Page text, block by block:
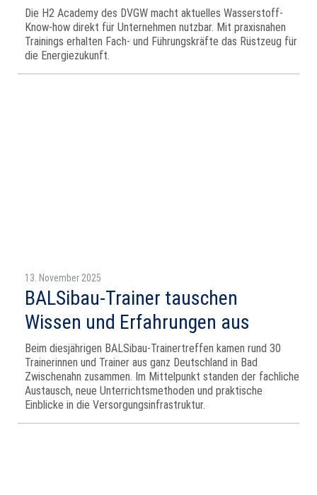
Die H2 Academy des DVGW macht aktuelles Wasserstoff-
Know-how direkt für Unternehmen nutzbar. Mit praxisnahen
Trainings erhalten Fach- und Führungskräfte das Rüstzeug für
die Energiezukunft.
13. November 2025
BALSibau-Trainer tauschen
Wissen und Erfahrungen aus
Beim diesjährigen BALSibau-Trainertreffen kamen rund 30
Trainerinnen und Trainer aus ganz Deutschland in Bad
Zwischenahn zusammen. Im Mittelpunkt standen der fachliche
Austausch, neue Unterrichtsmethoden und praktische
Einblicke in die Versorgungsinfrastruktur.